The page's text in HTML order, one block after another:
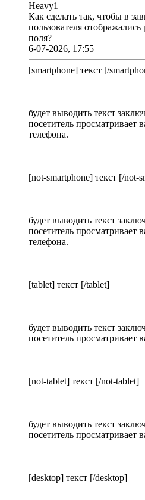
Heavy1
Как сделать так, чтобы в
пользователя
поля?
6-07-2026, 17:55
[smartphone] текст [/
будет выводить текст
посетитель просматривает
телефона.
[not-smartphone] текст [/not-
будет выводить текст
посетитель просматривает
телефона.
[tablet] текст [/tablet]
будет выводить текст
посетитель просматривает
[not-tablet] текст [/not-tablet]
будет выводить текст
посетитель просматривает
[desktop] текст [/desktop]